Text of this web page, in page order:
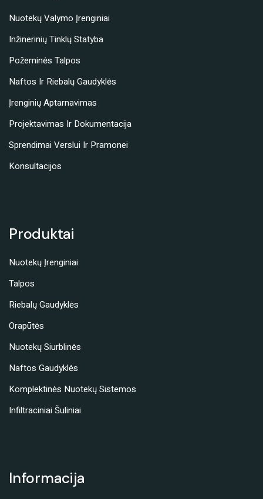
Nuotekų Valymo Įrenginiai
Inžinerinių Tinklų Statyba
Požeminės Talpos
Naftos Ir Riebalų Gaudyklės
Įrenginių Aptarnavimas
Projektavimas Ir Dokumentacija
Sprendimai Verslui Ir Pramonei
Konsultacijos
Produktai
Nuotekų Įrenginiai
Talpos
Riebalų Gaudyklės
Orapūtės
Nuotekų Siurblinės
Naftos Gaudyklės
Komplektinės Nuotekų Sistemos
Infiltraciniai Šuliniai
Informacija